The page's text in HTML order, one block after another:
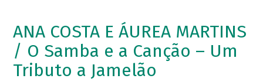
ANA COSTA E ÁUREA MARTINS
/ O Samba e a Canção – Um
Tributo a Jamelão